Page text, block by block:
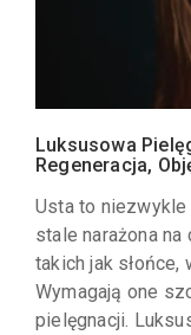
Luksusowa
Regeneracja,
Usta to
stale narażona na
takich jak słońce,
Wymagają one
pielęgnacji.